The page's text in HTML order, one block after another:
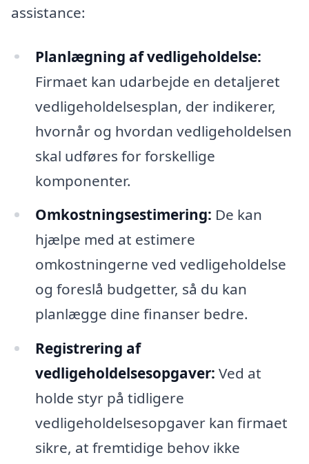
assistance:
Planlægning af vedligeholdelse:
Firmaet kan udarbejde en detaljeret
vedligeholdelsesplan, der indikerer,
hvornår og hvordan vedligeholdelsen
skal udføres for forskellige
komponenter.
Omkostningsestimering: De kan
hjælpe med at estimere
omkostningerne ved vedligeholdelse
og foreslå budgetter, så du kan
planlægge dine finanser bedre.
Registrering af
vedligeholdelsesopgaver: Ved at
holde styr på tidligere
vedligeholdelsesopgaver kan firmaet
sikre, at fremtidige behov ikke